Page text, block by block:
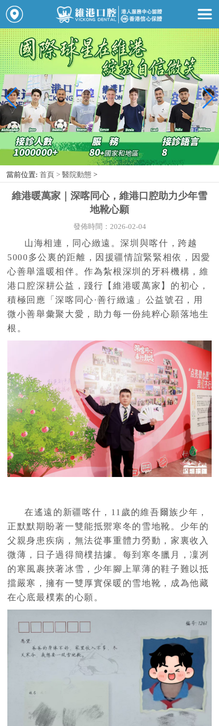
當前位置: 首頁 >醫院動態 >
維港暖萬家｜深喀同心，維港口腔助力少年雪
地靴心願
發佈時間：2026-02-04
山海相連，同心緻遠。深圳與喀什，跨越
5000多公裏的距離，因援疆情誼緊緊相依，因愛
心善舉溫暖相伴。作為紮根深圳的牙科機構，維
港口腔深耕公益，踐行【維港暖萬家】的初心，
積極回應「深喀同心·善行緻遠」公益號召，用
微小善舉彙聚大愛，助力每一份純粹心願落地生
根。
在遙遠的新疆喀什，11歲的維吾爾族少年，
正默默期盼著一雙能抵禦寒冬的雪地靴。少年的
父親身患疾病，無法從事重體力勞動，家裏收入
微薄，日子過得簡樸拮據。每到寒冬臘月，凜冽
的寒風裹挾著冰雪，少年腳上單薄的鞋子難以抵
擋嚴寒，擁有一雙厚實保暖的雪地靴，成為他藏
在心底最樸素的心願。